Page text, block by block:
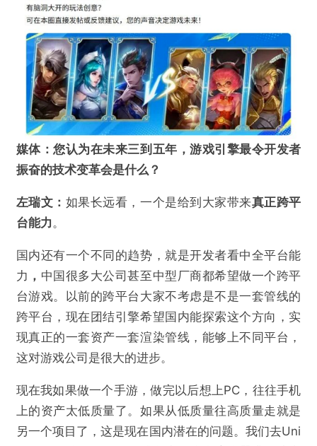
欺诈 色情
不实信息 违法犯罪 其他
提交
媒体：您认为在未来三到五年，游戏引擎最令开发者
振奋的技术变革会是什么？
左瑞文： 如果长远看，一个是给到大家带来真正跨平
台能力 。
国内还有一个不同的趋势，就是开发者看中全平台能
力 ， 中国很多大公司甚至中型厂商都希望做一个跨平
台游戏。以前的跨平台大家不考虑是不是一套管线的
跨平台，现在团结引擎希望国内能探索这个方向，实
现真正的一套资产一套渲染管线，能够上不同平台，
这对游戏公司是很大的进步。
现在我如果做一个手游，做完以后想上PC，往往手机
上的资产太低质量了。如果从低质量往高质量走就是
另一个项目了，这是现在国内潜在的问题。我们去Uni